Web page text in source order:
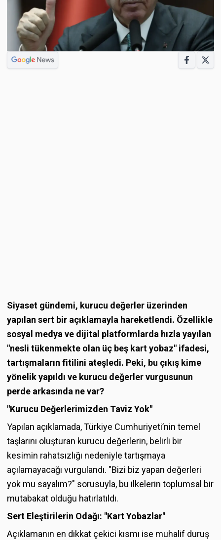
Siyaset gündemi, kurucu değerler üzerinden
yapılan sert bir açıklamayla hareketlendi. Özellikle
sosyal medya ve dijital platformlarda hızla yayılan
"nesli tükenmekte olan üç beş kart yobaz" ifadesi,
tartışmaların fitilini ateşledi. Peki, bu çıkış kime
yönelik yapıldı ve kurucu değerler vurgusunun
perde arkasında ne var?
"Kurucu Değerlerimizden Taviz Yok"
Yapılan açıklamada, Türkiye Cumhuriyeti’nin temel
taşlarını oluşturan kurucu değerlerin, belirli bir
kesimin rahatsızlığı nedeniyle tartışmaya
açılamayacağı vurgulandı. "Bizi biz yapan değerleri
yok mu sayalım?" sorusuyla, bu ilkelerin toplumsal bir
mutabakat olduğu hatırlatıldı.
Sert Eleştirilerin Odağı: "Kart Yobazlar"
Açıklamanın en dikkat çekici kısmı ise muhalif duruş